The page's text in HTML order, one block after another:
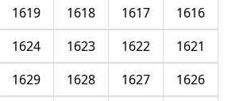
1616
1617
1618
1619
1621
1622
1623
1624
1626
1627
1628
1629